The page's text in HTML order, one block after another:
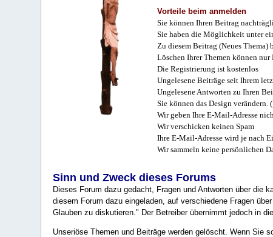
Vorteile beim anmelden
Sie können Ihren Beitrag
Sie haben die Möglichkeit unter
Zu diesem Beitrag (Neues Thema)
Löschen Ihrer Themen können
Die Registrierung ist kostenlos
Ungelesene Beiträge seit Ihrem
Ungelesene Antworten zu Ihren
Sie können das Design verändern.
Wir geben Ihre E-Mail-Adresse
Wir verschicken keinen Spam
Ihre E-Mail-Adresse wird je nach
Wir sammeln keine persönlichen
Sinn und Zweck dieses Forums
Dieses Forum dazu gedacht, Fragen und Antworten über die
diesem Forum dazu eingeladen, auf verschiedene Fragen
Glauben zu diskutieren." Der Betreiber übernimmt jedoch in
Unseriöse Themen und Beiträge werden gelöscht. Wenn Sie